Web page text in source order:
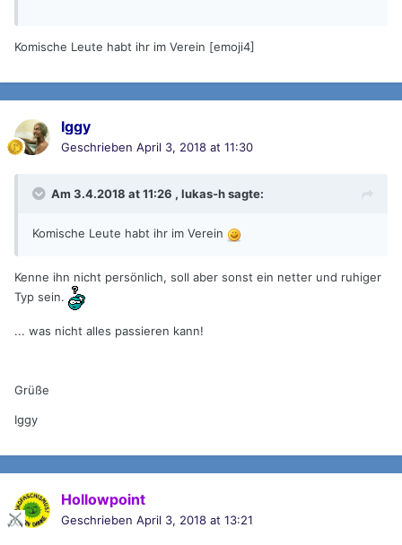
Komische Leute habt ihr im Verein [emoji4]
Iggy
Geschrieben April 3, 2018 at 11:30
Am 3.4.2018 at 11:26 , lukas-hsagte:
Komische Leute habt ihr im Verein
Kenne ihn nicht persönlich, soll aber sonst ein netter und ruhiger
Typ sein.
... was nicht alles passieren kann!
Grüße
Iggy
Hollowpoint
Geschrieben April 3, 2018 at 13:21